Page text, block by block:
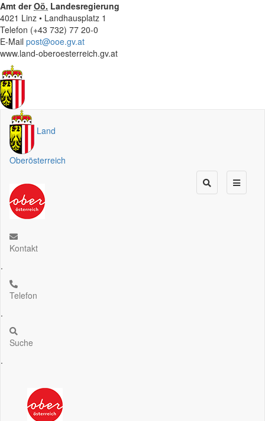
Amt derOö. Landesregierung
4021 Linz • Landhausplatz 1
Telefon (+43 732) 77 20-0
E-Mail post@ooe.gv.at
www.land-oberoesterreich.gv.at
Land
Oberösterreich
Kontakt
.
Telefon
.
Suche
.